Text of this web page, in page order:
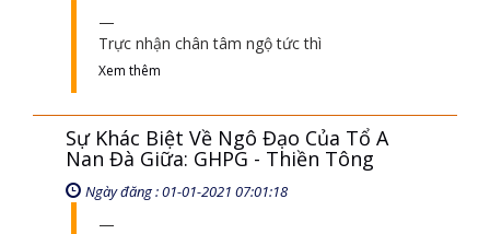
Trực nhận chân tâm ngộ tức thì
Xem thêm
Sự Khác Biệt Về Ngô Đạo Của Tổ A
Nan Đà Giữa: GHPG - Thiền Tông
Ngày đăng : 01-01-2021 07:01:18